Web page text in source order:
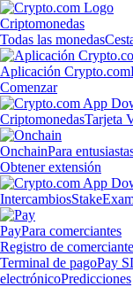
Criptomonedas
Todas las monedas
Aplicación Crypto.com
Comenzar
CriptomonedasTarjeta
OnchainPara
Obtener extensión
IntercambiosStake
PayPara comerciantes
Registro de
Terminal de pagoPay
electrónicoPredicciones